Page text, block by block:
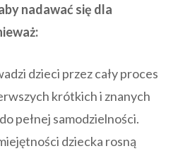
nadawać się dla
dzieci przez cały proces
krótkich i znanych
pełnej samodzielności.
dziecka rosną